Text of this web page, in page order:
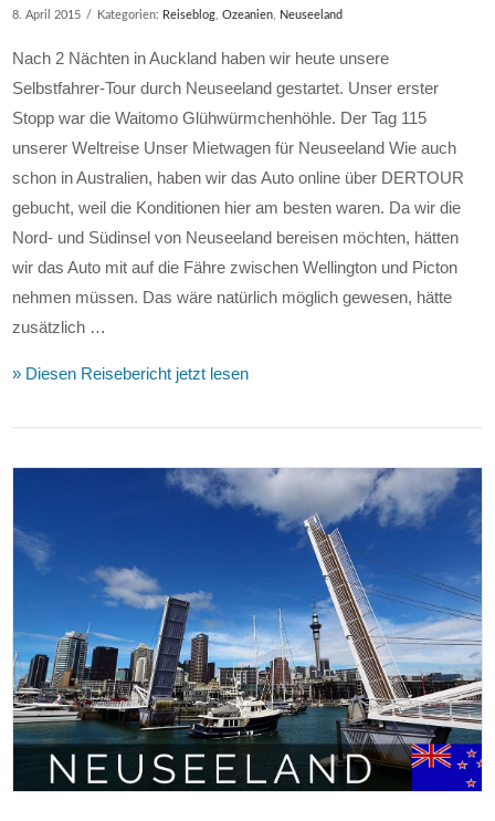
8. April 2015 Kategorien: Reiseblog ,Ozeanien Neuseeland
Nach 2 Nächten in Auckland haben wir heute unsere
Selbstfahrer-Tour durch Neuseeland gestartet. Unser erster
Stopp war die Waitomo Glühwürmchenhöhle. Der Tag 115
unserer Weltreise Unser Mietwagen für Neuseeland Wie auch
schon in Australien, haben wir das Auto online über DERTOUR
gebucht, weil die Konditionen hier am besten waren. Da wir die
Nord- und Südinsel von Neuseeland bereisen möchten, hätten
wir das Auto mit auf die Fähre zwischen Wellington und Picton
nehmen müssen. Das wäre natürlich möglich gewesen, hätte
zusätzlich …
» Diesen Reisebericht jetzt lesen